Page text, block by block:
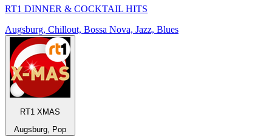
RT1 DINNER & COCKTAIL HITS
Augsburg, Chillout, Bossa Nova, Jazz, Blues
RT1 XMAS
Augsburg, Pop